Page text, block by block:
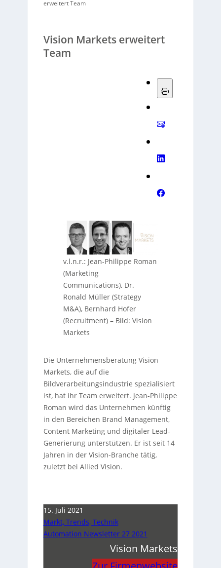
erweitert Team
Vision Markets erweitert
Team
v.l.n.r.: Jean-Philippe Roman
(Marketing
Communications), Dr.
Ronald Müller (Strategy
M&A), Bernhard Hofer
(Recruitment)– Bild: Vision
Markets
Die Unternehmensberatung Vision
Markets, die auf die
Bildverarbeitungsindustrie spezialisiert
ist, hat ihr Team erweitert. Jean-Philippe
Roman wird das Unternehmen künftig
in den Bereichen Brand Management,
Content Marketing und digitaler Lead-
Generierung unterstützen. Er ist seit 14
Jahren in der Vision-Branche tätig,
zuletzt bei Allied Vision.
15. Juli 2021
Markt, Trends, Technik
Automation Newsletter 27 2021
Vision Markets